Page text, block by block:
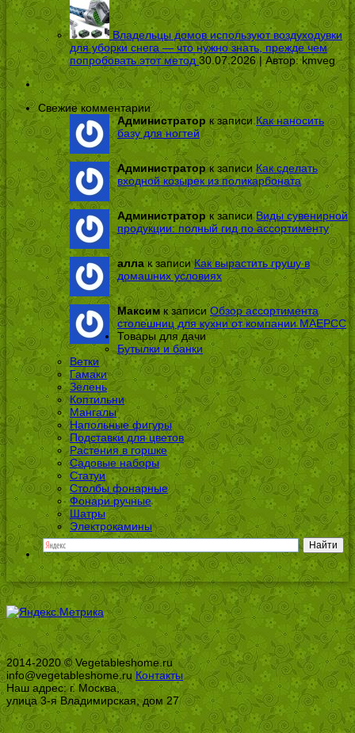
Владельцы домов используют воздуходувки
для уборки снега — что нужно знать, прежде чем
попробовать этот метод 30.07.2026 | Автор:kmveg
Свежие комментарии
Администраторк записиКак наносить
базу для ногтей
Администраторк записиКак сделать
входной козырек из поликарбоната
Администраторк записиВиды сувенирной
продукции: полный гид по ассортименту
алла к записиКак вырастить грушу в
домашних условиях
Максимк записиОбзор ассортимента
столешниц для кухни от компании МАЕРСС
Товары для дачи
Бутылки и банки
Ветки
Гамаки
Зелень
Коптильни
Мангалы
Напольные фигуры
Подставки для цветов
Растения в горшке
Садовые наборы
Статуи
Столбы фонарные
Фонари ручные
Шатры
Электрокамины
2014-2020 © Vegetableshome.ru
info@vegetableshome.ruКонтакты
Наш адрес: г. Москва,
улица 3-я Владимирская, дом 27